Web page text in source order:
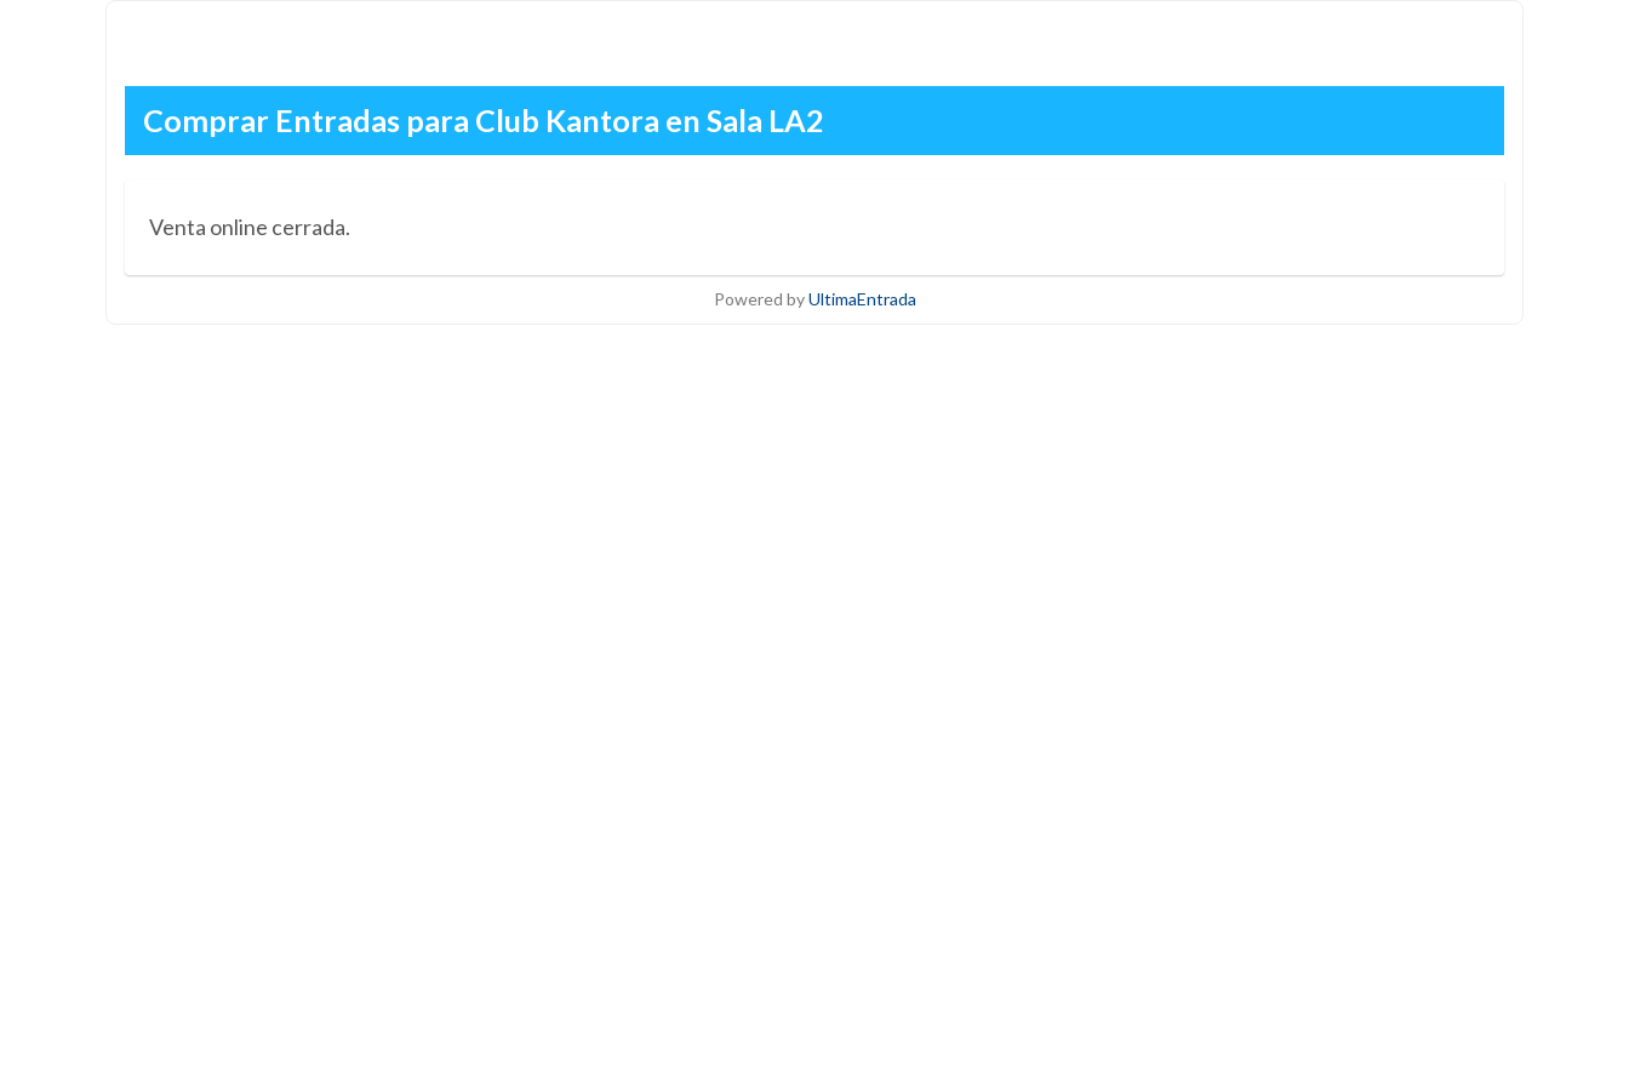
Comprar Entradas para Club Kantora en Sala LA2
Venta online cerrada.
Powered byUltimaEntrada